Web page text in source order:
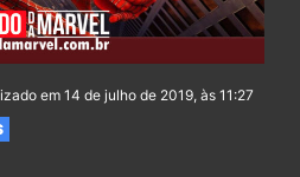
em 14 de julho de 2019, às 11:27